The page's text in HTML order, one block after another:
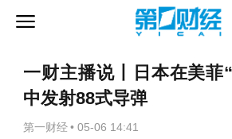
一财主播说丨日本在美菲
中发射88式导弹
第一财经 • 05-06 14:41